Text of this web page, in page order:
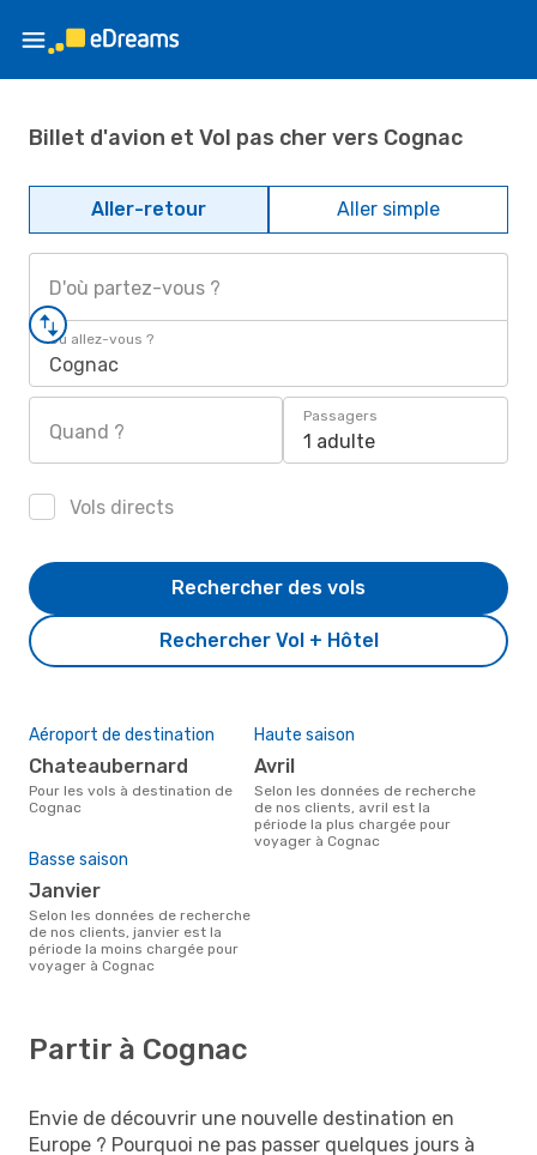
Billet d'avion et Vol pas cher vers Cognac
Aller-retour Aller simple
D'où partez-vous ?
Où allez-vous ?
Cognac
Quand ?
Passagers
1 adulte
Vols directs
Rechercher Vol + Hôtel
Rechercher des vols
Aéroport de destination
Chateaubernard
Pour les vols à destination de
Cognac
Haute saison
avril
Selon les données de recherche
de nos clients, avril est la
période la plus chargée pour
voyager à Cognac
Basse saison
janvier
Selon les données de recherche
de nos clients, janvier est la
période la moins chargée pour
voyager à Cognac
Partir à Cognac
Envie de découvrir une nouvelle destination en
Europe ? Pourquoi ne pas passer quelques jours à